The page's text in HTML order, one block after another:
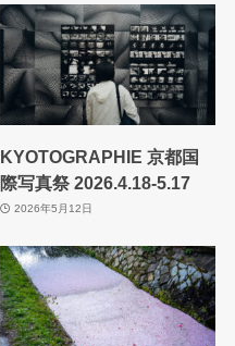
KYOTOGRAPHIE 京都国
際写真祭 2026.4.18-5.17
2026年5月12日